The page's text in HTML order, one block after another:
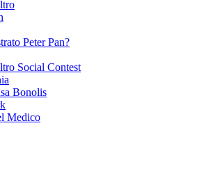
Peter Pan?
Social Contest
Bonolis
Medico